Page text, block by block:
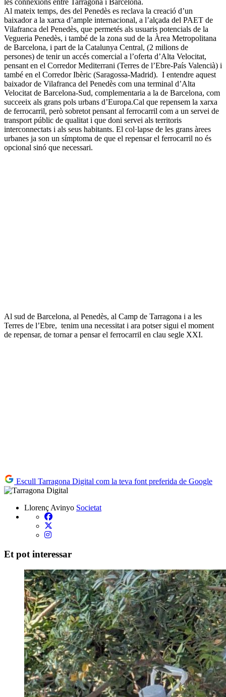
Al mateix temps, des del Penedès es reclava la creació d’un
baixador a la xarxa d’ample internacional, a l’alçada del PAET de
Vilafranca del Penedès, que permetés als usuaris potencials de la
Vegueria Penedès, i també de la zona sud de la Àrea Metropolitana
de Barcelona, i part de la Catalunya Central, (2 milions de
persones) de tenir un accés comercial a l’oferta d’Alta Velocitat,
pensant en el Corredor Mediterrani (Terres de l’Ebre-País Valencià) i
també en el Corredor Ibèric (Saragossa-Madrid). I entendre aquest
baixador de Vilafranca del Penedès com una terminal d’Alta
Velocitat de Barcelona-Sud, complementaria a la de Barcelona, com
succeeix als grans pols urbans d’Europa.Cal que repensem la xarxa
de ferrocarril, però sobretot pensant al ferrocarril com a un servei de
transport públic de qualitat i que doni servei als territoris
interconnectats i als seus habitants. El col·lapse de les grans àrees
urbanes ja son un símptoma de que el repensar el ferrocarril no és
opcional sinó que necessari.
Al sud de Barcelona, al Penedès, al Camp de Tarragona i a les
Terres de l’Ebre, tenim una necessitat i ara potser sigui el moment
de repensar, de tornar a pensar el ferrocarril en clau segle XXI.
Escull Tarragona Digital com la teva font preferida de Google
Llorenç Avinyo Societat
Et pot interessar